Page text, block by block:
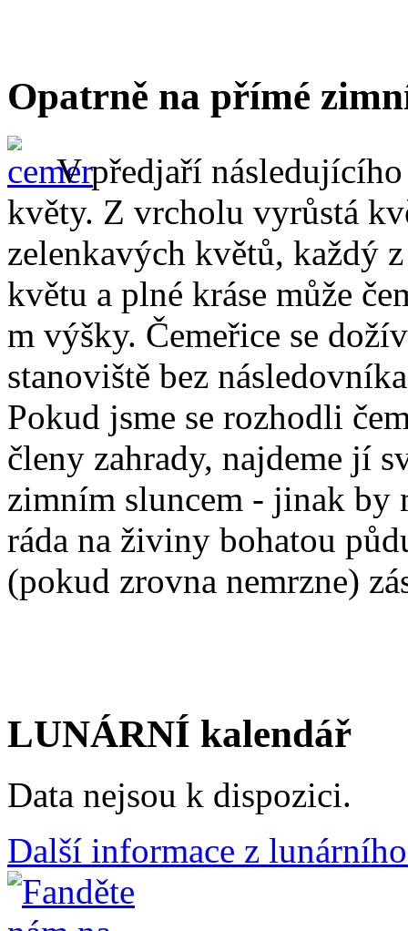
Opatrně na přímé
V předjaří
květy. Z vrcholu vyrůstá
zelenkavých květů, každý
květu a plné kráse může
m výšky. Čemeřice se
stanoviště bez
Pokud jsme se rozhodli
členy zahrady, najdeme jí
zimním sluncem - jinak by
ráda na živiny bohatou
(pokud zrovna nemrzne)
LUNÁRNÍ kalendář
Data nejsou k dispozici.
Další informace z